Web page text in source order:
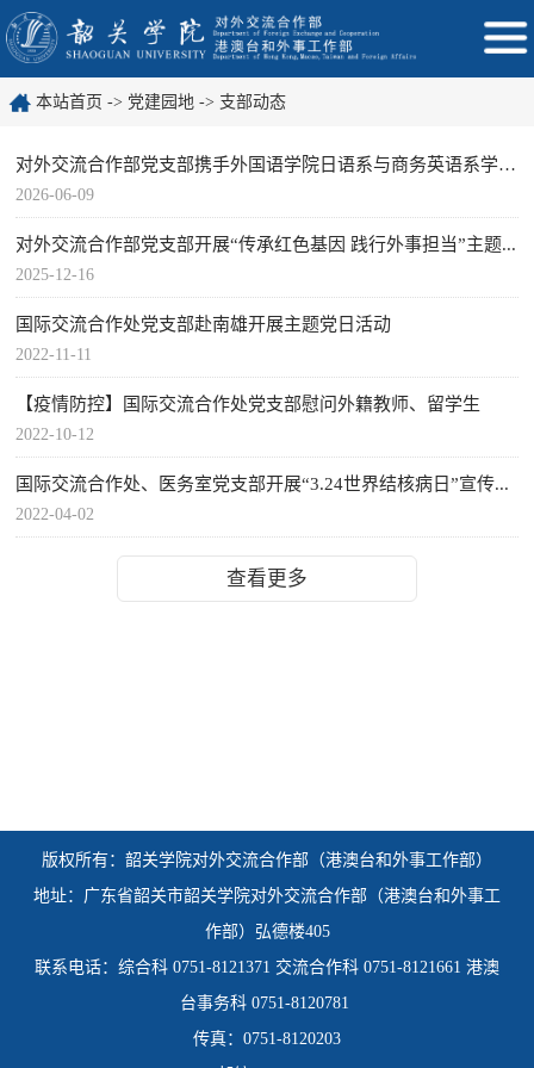
本站首页 -> 党建园地 -> 支部动态
对外交流合作部党支部携手外国语学院日语系与商务英语系学生...
2026-06-09
对外交流合作部党支部开展“传承红色基因 践行外事担当”主题...
2025-12-16
国际交流合作处党支部赴南雄开展主题党日活动
2022-11-11
【疫情防控】国际交流合作处党支部慰问外籍教师、留学生
2022-10-12
国际交流合作处、医务室党支部开展“3.24世界结核病日”宣传...
2022-04-02
查看更多
版权所有：韶关学院对外交流合作部（港澳台和外事工作部）
地址：广东省韶关市韶关学院对外交流合作部（港澳台和外事工
作部）弘德楼405
联系电话：综合科 0751-8121371 交流合作科 0751-8121661 港澳
台事务科 0751-8120781
传真：0751-8120203